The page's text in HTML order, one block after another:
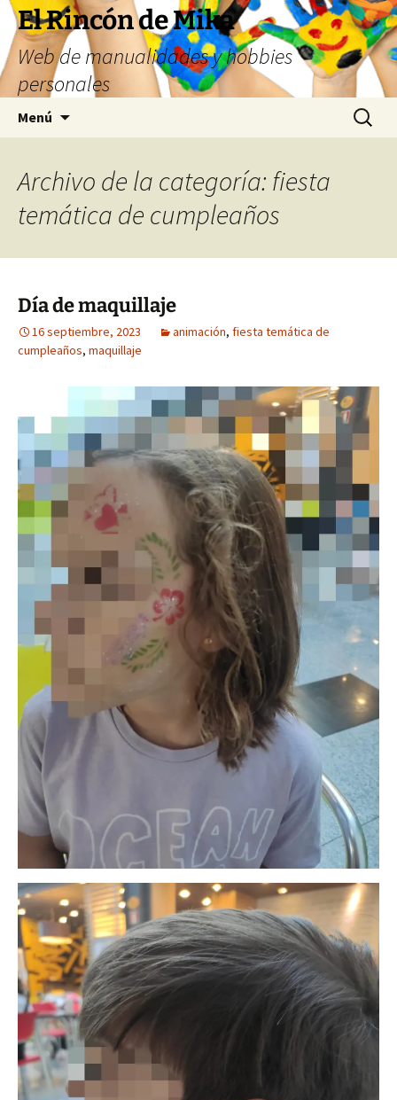
Saltar
contenido
El Rincón de Mika
Web de manualidades y hobbies
personales
Menú Buscar:
Archivo de la categoría: fiesta
temática de cumpleaños
Día de maquillaje
16 septiembre, 2023 animación, fiesta temática de
cumpleaños, maquillaje